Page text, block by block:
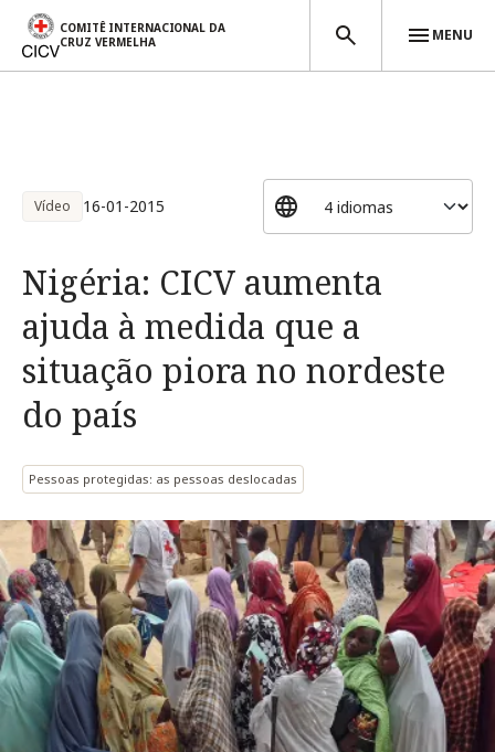
COMITÊ INTERNACIONAL DA
CRUZ VERMELHA
MENU
Vídeo 16-01-2015
Nigéria: CICV aumenta
ajuda à medida que a
situação piora no nordeste
do país
Pessoas protegidas: as pessoas deslocadas